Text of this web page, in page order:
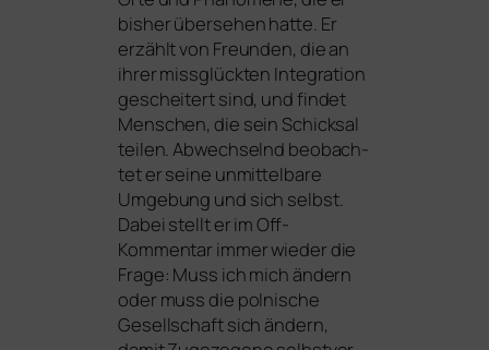
bis­her über­se­hen hat­te. Er
erzählt von Freunden, die an
ihrer miss­glück­ten Integration
geschei­tert sind, und fin­det
Menschen, die sein Schicksal
tei­len. Abwechselnd beob­ach­
tet er sei­ne unmit­tel­ba­re
Umgebung und sich selbst.
Dabei stellt er im Off-
Kommentar immer wie­der die
Frage: Muss ich mich ändern
oder muss die pol­ni­sche
Gesellschaft sich ändern,